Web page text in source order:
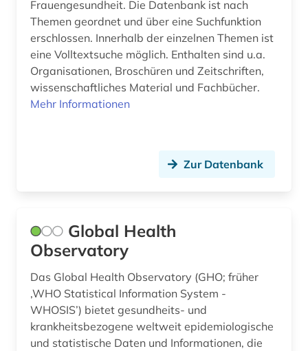
Frauengesundheit. Die Datenbank ist nach
Themen geordnet und über eine Suchfunktion
erschlossen. Innerhalb der einzelnen Themen ist
eine Volltextsuche möglich. Enthalten sind u.a.
Organisationen, Broschüren und Zeitschriften,
wissenschaftliches Material und Fachbücher.
Mehr Informationen
Zur Datenbank
Global Health
Observatory
Das Global Health Observatory (GHO; früher
‚WHO Statistical Information System -
WHOSIS’) bietet gesundheits- und
krankheitsbezogene weltweit epidemiologische
und statistische Daten und Informationen, die